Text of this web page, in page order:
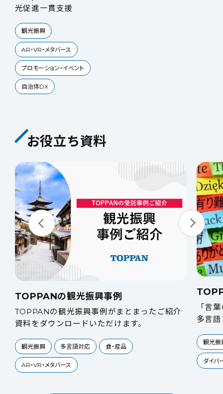
光促進一貫支援
観光振興
AR・VR・メタバース
プロモーション・イベント
自治体DX
お役立ち資料
TOPPANの観光振興事例
TOPPANの観光振興事例がまとまったご紹介
資料をダウンロードいただけます。
観光振興 多言語対応 食・産品
AR・VR・メタバース
「言
多言
観光振
ダイバ